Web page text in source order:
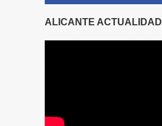
ALICANTE ACTUALIDAD